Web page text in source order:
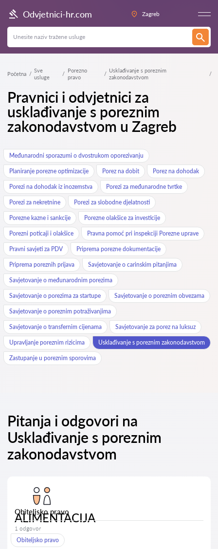
Odvjetnici-hr.com Zagreb
Početna
Sve
usluge
Porezno
pravo
Usklađivanje s poreznim
zakonodavstvom
Pravnici i odvjetnici za
usklađivanje s poreznim
zakonodavstvom u Zagreb
Međunarodni sporazumi o dvostrukom oporezivanju
Planiranje porezne optimizacije Porez na dobit Porez na dohodak
Porezi na dohodak iz inozemstva Porezi za međunarodne tvrtke
Porezi za nekretnine Porezi za slobodne djelatnosti
Porezne kazne i sankcije Porezne olakšice za investicije
Porezni poticaji i olakšice Pravna pomoć pri inspekciji Porezne uprave
Pravni savjeti za PDV Priprema porezne dokumentacije
Priprema poreznih prijava Savjetovanje o carinskim pitanjima
Savjetovanje o međunarodnim porezima
Savjetovanje o porezima za startupe Savjetovanje o poreznim obvezama
Savjetovanje o poreznim potraživanjima
Savjetovanje o transfernim cijenama Savjetovanje za porez na luksuz
Upravljanje poreznim rizicima Usklađivanje s poreznim zakonodavstvom
Zastupanje u poreznim sporovima
Pitanja i odgovori na
Usklađivanje s poreznim
zakonodavstvom
Obiteljsko pravo
ALIMENTACIJA
1 odgovor
Obiteljsko pravo